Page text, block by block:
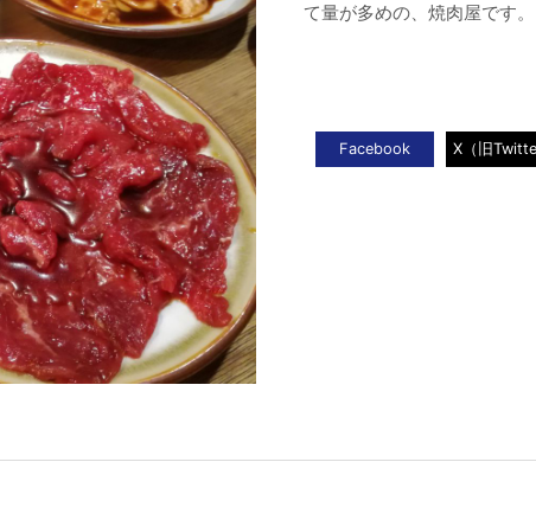
て量が多めの、焼肉屋です。